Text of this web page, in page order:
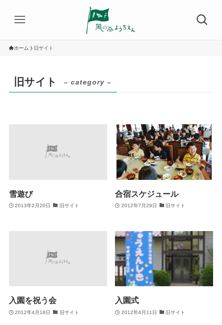
ホーム 旧サイト
旧サイト – category –
雪遊び
2013年2月20日 旧サイト
合宿スケジュール
2012年7月29日 旧サイト
入園を祝う会
2012年4月18日 旧サイト
入園式
2012年4月11日 旧サイト